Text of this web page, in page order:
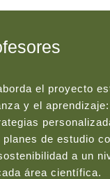
el proyecto
y el
de estudio
a un
área científica.